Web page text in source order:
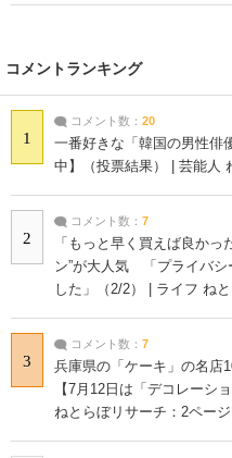
コメントランキング
1
コメント数： 20
一番好きな「韓国の男性俳
中】（投票結果） | 芸能人
2
コメント数： 7
「もっと早く買えば良か
ン”が大人気 「プライバシ
した」（2/2） | ライフ ね
3
コメント数： 7
兵庫県の「ケーキ」の名
【7月12日は「デコレーシ
ねとらぼリサーチ：2ページ